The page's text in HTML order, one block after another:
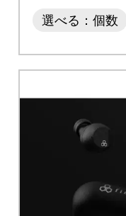
選べる：個数